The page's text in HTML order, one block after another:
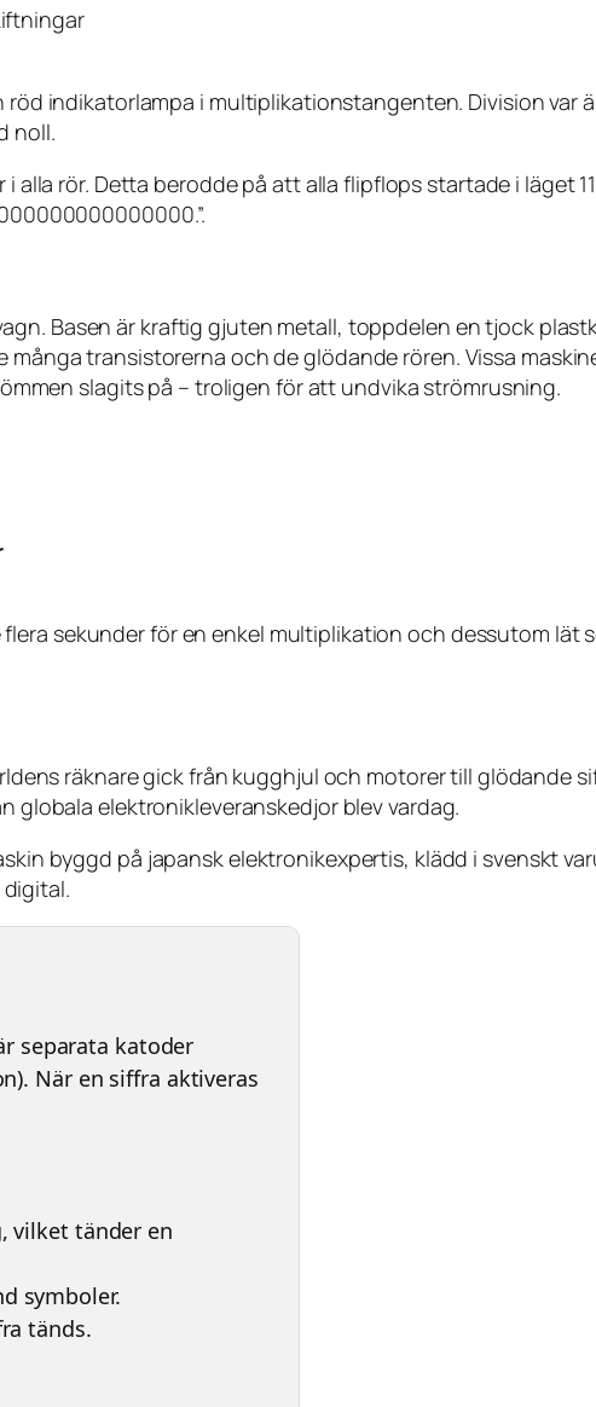
indikatorlampa i multiplikationstangenten. Division var
noll.
alla rör. Detta berodde på att alla flipflops startade i läget
Basen är kraftig gjuten metall, toppdelen en tjock
transistorerna och de glödande rören. Vissa
slagits på – troligen för att undvika strömrusning.
sekunder för en enkel multiplikation och dessutom lät
räknare gick från kugghjul och motorer till glödande
elektronikleveranskedjor blev vardag.
byggd på japansk elektronikexpertis, klädd i svenskt
separata katoder
När en siffra aktiveras
vilket tänder en
symboler.
tänds.